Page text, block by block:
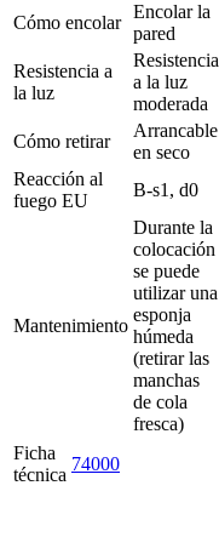
Cómo encolar
Encolar la
pared
Resistencia a
la luz
Resistencia
a la luz
moderada
Cómo retirar
Arrancable
en seco
Reacción al
fuego EU
B-s1, d0
Mantenimiento
Durante la
colocación
se puede
utilizar una
esponja
húmeda
(retirar las
manchas
de cola
fresca)
Ficha
técnica
74000